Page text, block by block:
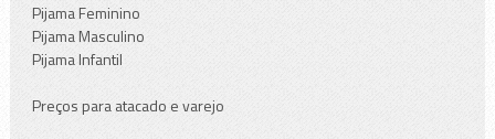
Pijama Feminino
Pijama Masculino
Pijama Infantil
Preços para atacado e varejo